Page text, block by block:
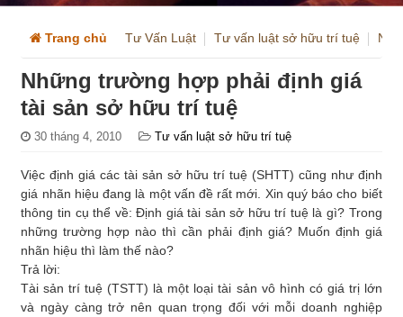
Trang chủ Tư Vấn Luật Tư vấn luật sở hữu trí tuệ
Những trường hợp phải định giá
tài sản sở hữu trí tuệ
30 tháng 4, 2010 Tư vấn luật sở hữu trí tuệ
Việc định giá các tài sản sở hữu trí tuệ (SHTT) cũng như định
giá nhãn hiệu đang là một vấn đề rất mới. Xin quý báo cho biết
thông tin cụ thể về: Định giá tài sản sở hữu trí tuệ là gì? Trong
những trường hợp nào thì cần phải định giá? Muốn định giá
nhãn hiệu thì làm thế nào?
Trả lời:
Tài sản trí tuệ (TSTT) là một loại tài sản vô hình có giá trị lớn
và ngày càng trở nên quan trọng đối với mỗi doanh nghiệp